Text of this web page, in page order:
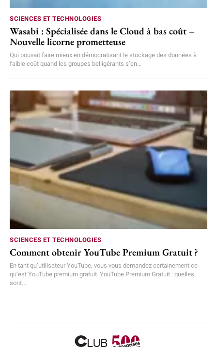
SCIENCES ET TECHNOLOGIES
Wasabi : Spécialisée dans le Cloud à bas coût –
Nouvelle licorne prometteuse
Qui pouvait faire mieux en démocratisant le stockage des données à
faible coût quand les groupes belligérants s’en...
SCIENCES ET TECHNOLOGIES
Comment obtenir YouTube Premium Gratuit ?
En tant qu’utilisateur YouTube, vous vous demandez certainement ce
qu’est YouTube premium gratuit. YouTube Premium Gratuit : quelles
sont...